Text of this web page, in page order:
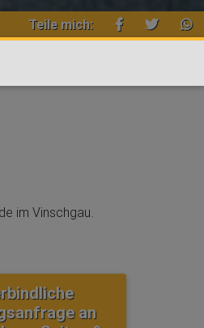
Teile mich:
im Vinschgau.
an